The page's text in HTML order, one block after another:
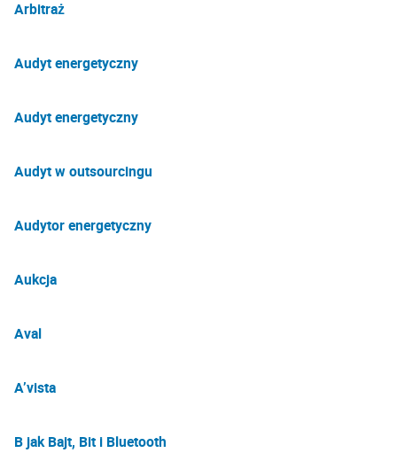
Arbitraż
Audyt energetyczny
Audyt energetyczny
Audyt w outsourcingu
Audytor energetyczny
Aukcja
Aval
A’vista
B jak Bajt, Bit i Bluetooth